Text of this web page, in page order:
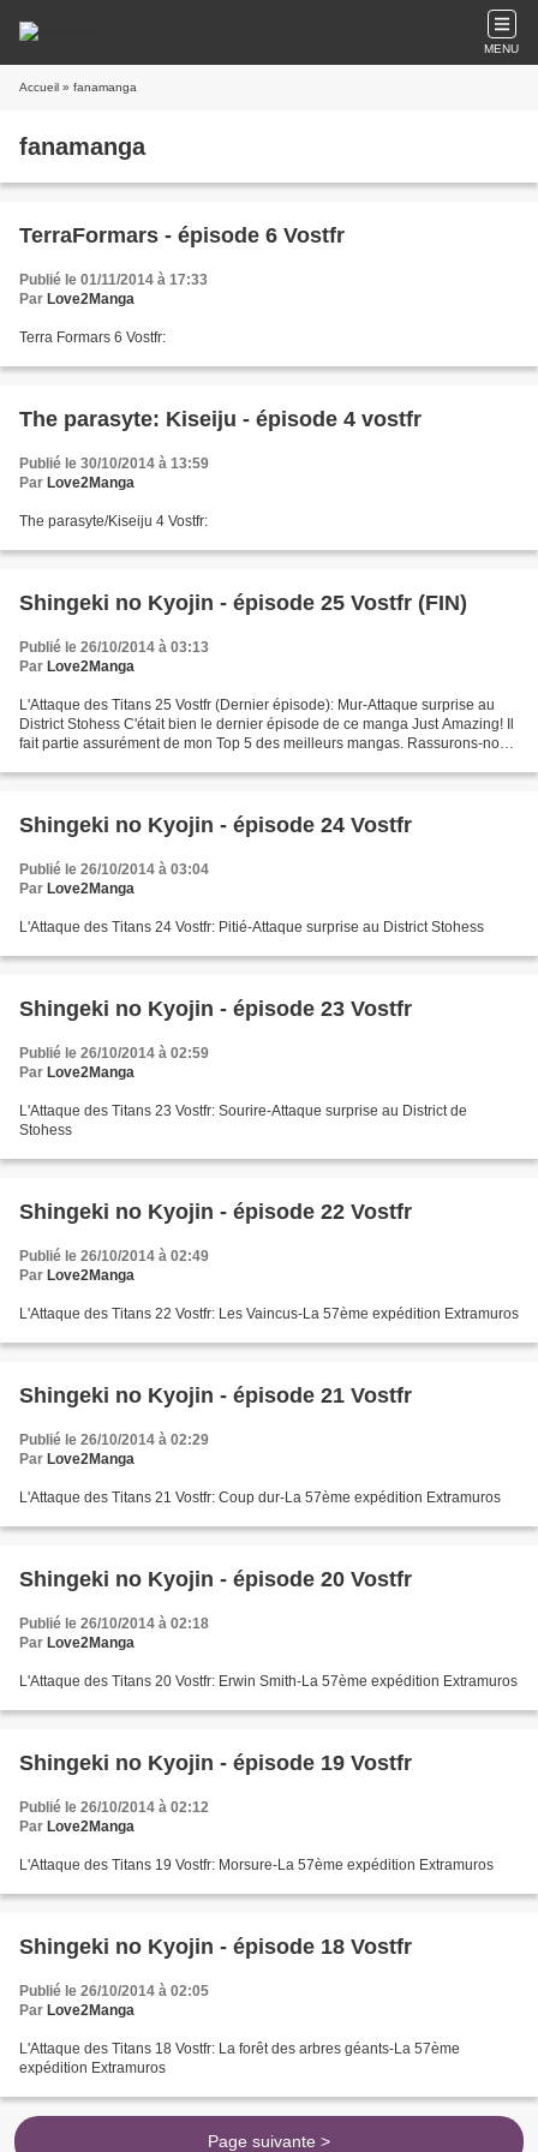
MENU
Accueil » fanamanga
fanamanga
TerraFormars - épisode 6 Vostfr
Publié le 01/11/2014 à 17:33
Par Love2Manga
Terra Formars 6 Vostfr:
The parasyte: Kiseiju - épisode 4 vostfr
Publié le 30/10/2014 à 13:59
Par Love2Manga
The parasyte/Kiseiju 4 Vostfr:
Shingeki no Kyojin - épisode 25 Vostfr (FIN)
Publié le 26/10/2014 à 03:13
Par Love2Manga
L'Attaque des Titans 25 Vostfr (Dernier épisode): Mur-Attaque surprise au
District Stohess C'était bien le dernier épisode de ce manga Just Amazing! Il
fait partie assurément de mon Top 5 des meilleurs mangas. Rassurons-nous,
Shingeki no Kyojin - épisode 24 Vostfr
Publié le 26/10/2014 à 03:04
Par Love2Manga
L'Attaque des Titans 24 Vostfr: Pitié-Attaque surprise au District Stohess
Shingeki no Kyojin - épisode 23 Vostfr
Publié le 26/10/2014 à 02:59
Par Love2Manga
L'Attaque des Titans 23 Vostfr: Sourire-Attaque surprise au District de
Stohess
Shingeki no Kyojin - épisode 22 Vostfr
Publié le 26/10/2014 à 02:49
Par Love2Manga
L'Attaque des Titans 22 Vostfr: Les Vaincus-La 57ème expédition Extramuros
Shingeki no Kyojin - épisode 21 Vostfr
Publié le 26/10/2014 à 02:29
Par Love2Manga
L'Attaque des Titans 21 Vostfr: Coup dur-La 57ème expédition Extramuros
Shingeki no Kyojin - épisode 20 Vostfr
Publié le 26/10/2014 à 02:18
Par Love2Manga
L'Attaque des Titans 20 Vostfr: Erwin Smith-La 57ème expédition Extramuros
Shingeki no Kyojin - épisode 19 Vostfr
Publié le 26/10/2014 à 02:12
Par Love2Manga
L'Attaque des Titans 19 Vostfr: Morsure-La 57ème expédition Extramuros
Shingeki no Kyojin - épisode 18 Vostfr
Publié le 26/10/2014 à 02:05
Par Love2Manga
L'Attaque des Titans 18 Vostfr: La forêt des arbres géants-La 57ème
expédition Extramuros
Page suivante >